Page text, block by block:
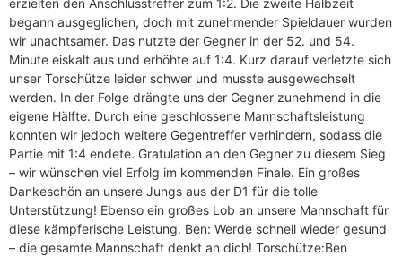
begann ausgeglichen, doch mit zunehmender Spieldauer wurden
wir unachtsamer. Das nutzte der Gegner in der 52. und 54.
Minute eiskalt aus und erhöhte auf 1:4. Kurz darauf verletzte sich
unser Torschütze leider schwer und musste ausgewechselt
werden. In der Folge drängte uns der Gegner zunehmend in die
eigene Hälfte. Durch eine geschlossene Mannschaftsleistung
konnten wir jedoch weitere Gegentreffer verhindern, sodass die
Partie mit 1:4 endete. Gratulation an den Gegner zu diesem Sieg
– wir wünschen viel Erfolg im kommenden Finale. Ein großes
Dankeschön an unsere Jungs aus der D1 für die tolle
Unterstützung! Ebenso ein großes Lob an unsere Mannschaft für
diese kämpferische Leistung. Ben: Werde schnell wieder gesund
– die gesamte Mannschaft denkt an dich! Torschütze:Ben